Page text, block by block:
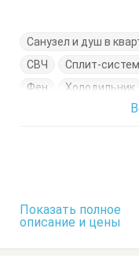
Санузел и душ в
СВЧ
Сплит-
Фен
Холодильник
Кровати
Показать полное
описание и цены